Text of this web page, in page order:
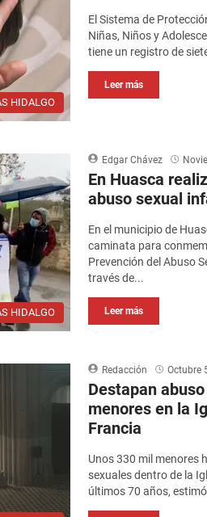
HIDALGO
El Sistema de
Niñas, Niños y
tiene un registro de
Leer más
HIDALGO
Edgar Chávez
En Huasca
abuso sexual
En el municipio de
caminata para
Prevención del Abuso
través de...
Leer más
Redacción Octubre
Destapan
menores en la
Francia
Unos 330 mil menores
sexuales dentro de la
últimos 70 años,